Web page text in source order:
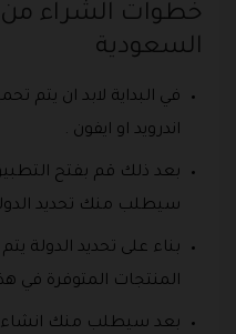
خطوات الشراء من
السعودية
في البداية لابد ان يتم
اندرويد او ايفون .
بعد ذلك قم بفتح
سيطلب منك تحديد
بناء على تحديد الدولة
المنتجات المتوفرة في
بعد سيطلب منك انشاء